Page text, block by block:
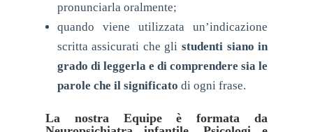
pronunciarla oralmente;
quando viene utilizzata un’indicazione
scritta assicurati che glistudenti siano in
grado di leggerla e di comprendere sia le
parole che il significato di ogni frase.
La nostra Equipe è formata da